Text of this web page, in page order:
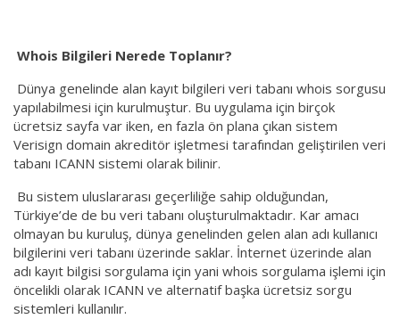
Whois Bilgileri Nerede Toplanır?
Dünya genelinde alan kayıt bilgileri veri tabanı whois sorgusu
yapılabilmesi için kurulmuştur. Bu uygulama için birçok
ücretsiz sayfa var iken, en fazla ön plana çıkan sistem
Verisign domain akreditör işletmesi tarafından geliştirilen veri
tabanı ICANN sistemi olarak bilinir.
Bu sistem uluslararası geçerliliğe sahip olduğundan,
Türkiye’de de bu veri tabanı oluşturulmaktadır. Kar amacı
olmayan bu kuruluş, dünya genelinden gelen alan adı kullanıcı
bilgilerini veri tabanı üzerinde saklar. İnternet üzerinde alan
adı kayıt bilgisi sorgulama için yani whois sorgulama işlemi için
öncelikli olarak ICANN ve alternatif başka ücretsiz sorgu
sistemleri kullanılır.